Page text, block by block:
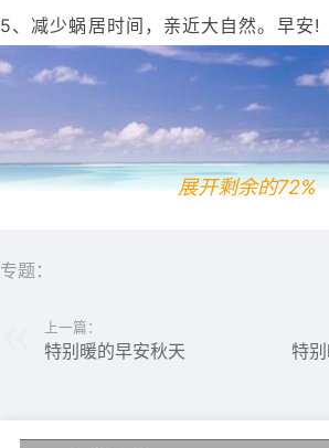
5、减少蜗居时间，亲近大自然。早安!
展开剩余的72%
专题：
上一篇：
特别暖的早安秋天
特